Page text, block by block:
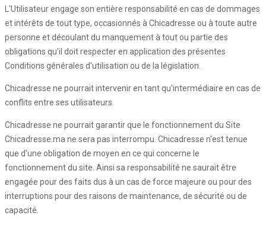
L'Utilisateur engage son entière responsabilité en cas de dommages
et intérêts de tout type, occasionnés à Chicadresse ou à toute autre
personne et découlant du manquement à tout ou partie des
obligations qu'il doit respecter en application des présentes
Conditions générales d'utilisation ou de la législation.
Chicadresse ne pourrait intervenir en tant qu'intermédiaire en cas de
conflits entre ses utilisateurs.
Chicadresse ne pourrait garantir que le fonctionnement du Site
Chicadresse.ma ne sera pas interrompu. Chicadresse n'est tenue
que d'une obligation de moyen en ce qui concerne le
fonctionnement du site. Ainsi sa responsabilité ne saurait être
engagée pour des faits dus à un cas de force majeure ou pour des
interruptions pour des raisons de maintenance, de sécurité ou de
capacité.